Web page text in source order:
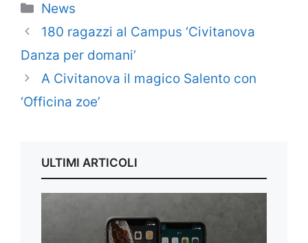
Categorie
News
180 ragazzi al Campus ‘Civitanova
Danza per domani’
A Civitanova il magico Salento con
‘Officina zoe’
ULTIMI ARTICOLI